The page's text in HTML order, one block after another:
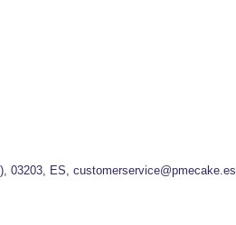
03203, ES, customerservice@pmecake.es